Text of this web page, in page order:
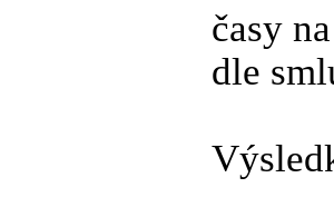
časy
dle